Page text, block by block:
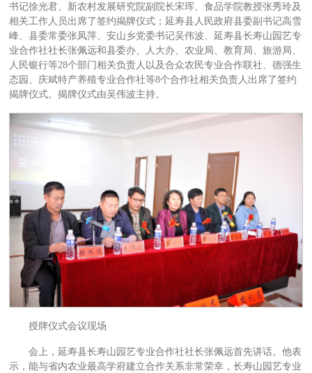
书记徐光君、新农村发展研究院副院长宋珲、食品学院教授张秀玲及
相关工作人员出席了签约揭牌仪式；延寿县人民政府县委副书记高雪
峰、县委常委张凤萍、安山乡党委书记吴伟波、延寿县长寿山园艺专
业合作社社长张佩远和县委办、人大办、农业局、教育局、旅游局、
人民银行等28个部门相关负责人以及合众农民专业合作联社、德强生
态园、庆斌特产养殖专业合作社等8个合作社相关负责人出席了签约
揭牌仪式。揭牌仪式由吴伟波主持。
授牌仪式会议现场
会上，延寿县长寿山园艺专业合作社社长张佩远首先讲话。他表
示，能与省内农业最高学府建立合作关系非常荣幸，长寿山园艺专业